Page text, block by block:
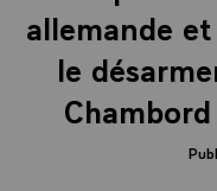
allemande
le